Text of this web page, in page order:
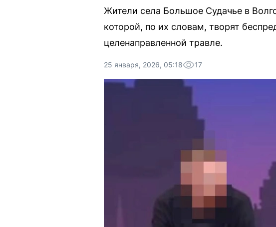
Жители села Большое Судачье в
которой, по их словам, творят
целенаправленной травле.
25 января, 2026, 05:18 17